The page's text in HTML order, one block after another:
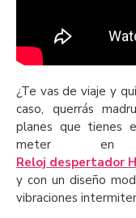
¿Te vas de viaje y
caso, querrás
planes que tienes
meter
Reloj despertador
y con un diseño
vibraciones